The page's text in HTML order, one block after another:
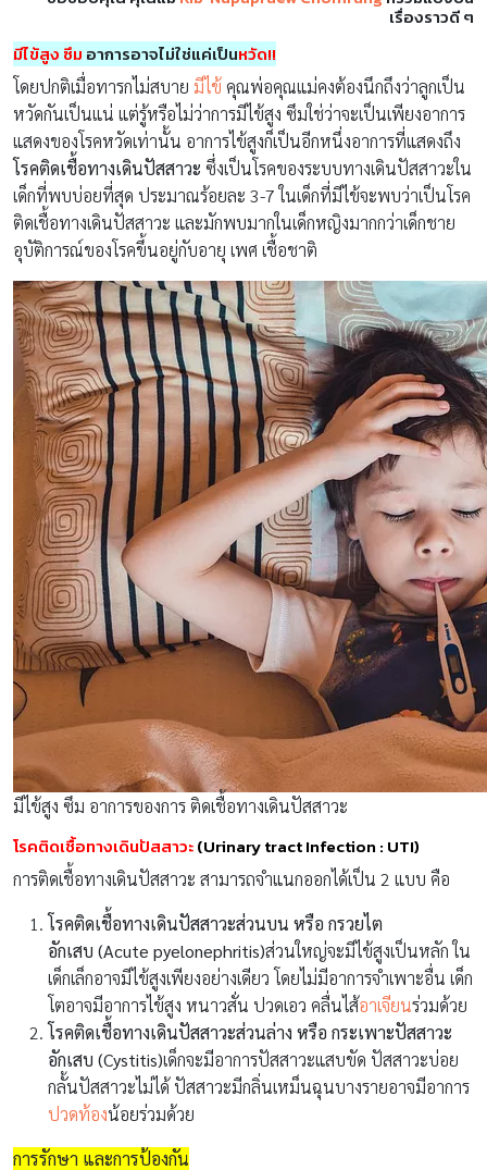
เรื่องราวดี ๆ
มีไข้สูง ซึม อาการอาจไม่ใช่แค่เป็นหวัด!!
โดยปกติเมื่อทารกไม่สบาย มีไข้ คุณพ่อคุณแม่คงต้องนึกถึงว่าลูกเป็น
หวัดกันเป็นแน่ แต่รู้หรือไม่ว่าการมีไข้สูง ซึมใช่ว่าจะเป็นเพียงอาการ
แสดงของโรคหวัดเท่านั้น อาการไข้สูงก็เป็นอีกหนึ่งอาการที่แสดงถึง
โรคติดเชื้อทางเดินปัสสาวะ ซึ่งเป็นโรคของระบบทางเดินปัสสาวะใน
เด็กที่พบบ่อยที่สุด ประมาณร้อยละ 3-7 ในเด็กที่มีไข้จะพบว่าเป็นโรค
ติดเชื้อทางเดินปัสสาวะ และมักพบมากในเด็กหญิงมากกว่าเด็กชาย
อุบัติการณ์ของโรคขึ้นอยู่กับอายุ เพศ เชื้อชาติ
มีไข้สูง ซึม อาการของการ ติดเชื้อทางเดินปัสสาวะ
โรคติดเชื้อทางเดินปัสสาวะ(Urinary tract Infection : UTI)
การติดเชื้อทางเดินปัสสาวะ สามารถจำแนกออกได้เป็น 2 แบบ คือ
โรคติดเชื้อทางเดินปัสสาวะส่วนบน หรือ กรวยไต
อักเสบ (Acute pyelonephritis)ส่วนใหญ่จะมีไข้สูงเป็นหลัก ใน
เด็กเล็กอาจมีไข้สูงเพียงอย่างเดียว โดยไม่มีอาการจำเพาะอื่น เด็ก
โตอาจมีอาการไข้สูง หนาวสั่น ปวดเอว คลื่นไส้อาเจียนร่วมด้วย
โรคติดเชื้อทางเดินปัสสาวะส่วนล่าง หรือ กระเพาะปัสสาวะ
อักเสบ (Cystitis)เด็กจะมีอาการปัสสาวะแสบขัด ปัสสาวะบ่อย
กลั้นปัสสาวะไม่ได้ ปัสสาวะมีกลิ่นเหม็นฉุนบางรายอาจมีอาการ
ปวดท้องน้อยร่วมด้วย
การรักษา และการป้องกัน